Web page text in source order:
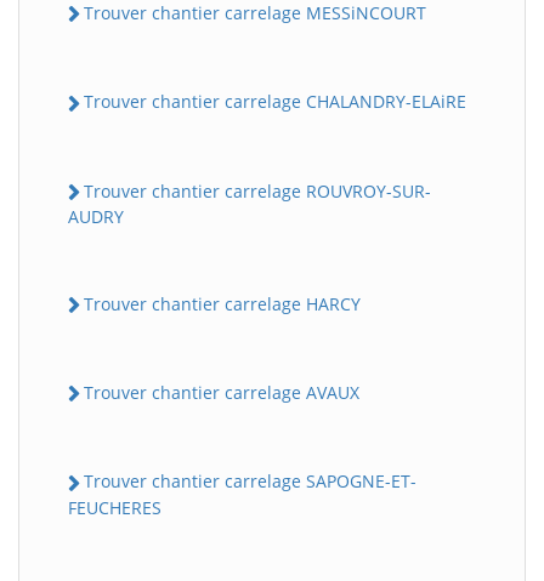
Trouver chantier carrelage MESSiNCOURT
Trouver chantier carrelage CHALANDRY-ELAiRE
Trouver chantier carrelage ROUVROY-SUR-
AUDRY
Trouver chantier carrelage HARCY
Trouver chantier carrelage AVAUX
Trouver chantier carrelage SAPOGNE-ET-
FEUCHERES